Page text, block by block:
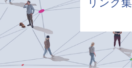
リンク集
クリニック紹介
得意とする検査・治療
リハビリ予約